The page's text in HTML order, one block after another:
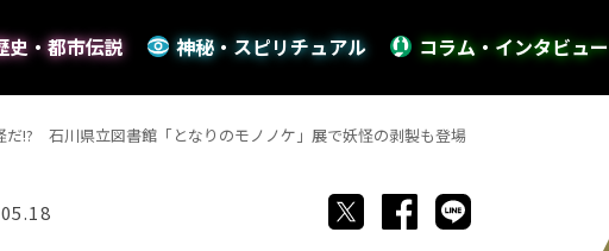
史・都市伝説 神秘・スピリチュアル コラム・インタビュー
だ!? 石川県立図書館「となりのモノノケ」展で妖怪の剥製も登場